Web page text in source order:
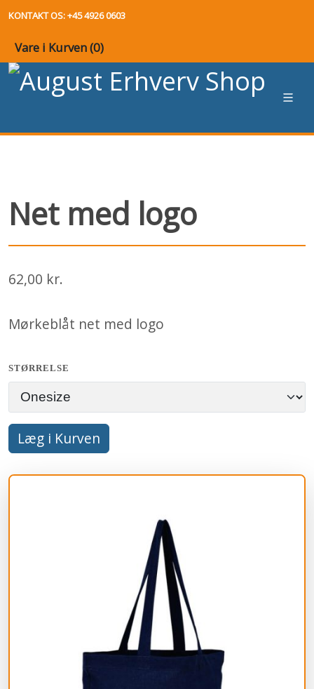
KONTAKT OS: +45 4926 0603
Vare i Kurven (0)
Net med logo
62,00 kr.
Mørkeblåt net med logo
STØRRELSE
Læg i Kurven